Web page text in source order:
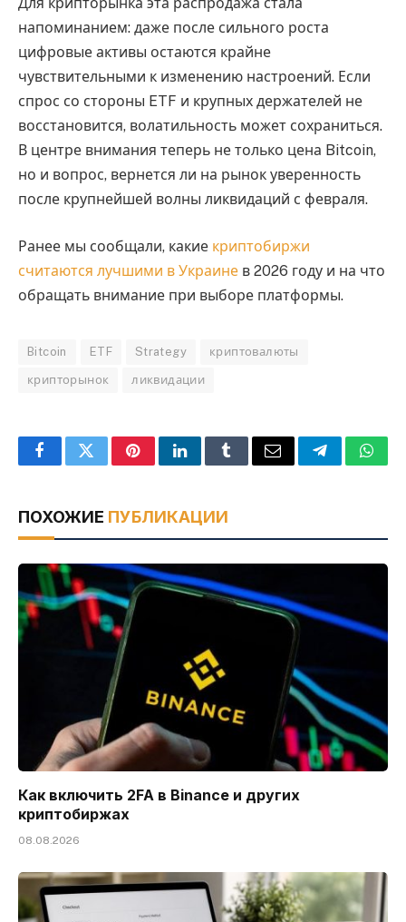
напоминанием: даже после сильного роста
цифровые активы остаются крайне
чувствительными к изменению настроений. Если
спрос со стороны ETF и крупных держателей не
восстановится, волатильность может сохраниться.
В центре внимания теперь не только цена Bitcoin,
но и вопрос, вернется ли на рынок уверенность
после крупнейшей волны ликвидаций с февраля.
Ранее мы сообщали, какие криптобиржи
считаются лучшими в Украине в 2026 году и на что
обращать внимание при выборе платформы.
Bitcoin ETF Strategy криптовалюты
крипторынок ликвидации
FacebookTwitterPinterestLinkedInTumblrEmail Telegram
ПОХОЖИЕ ПУБЛИКАЦИИ
Как включить 2FA в Binance и других
криптобиржах
08.08.2026